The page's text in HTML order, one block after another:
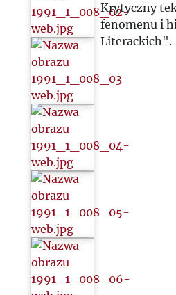
Krytyczny
fenomenu i
Literackich".